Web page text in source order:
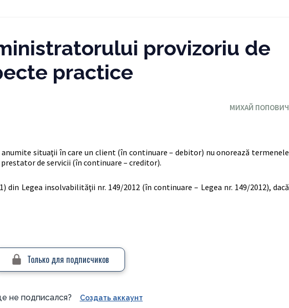
provizoriu de
practice
МИХАЙ ПОПОВИЧ
situaţii în care un client (în continuare – debitor) nu onorează termenele
de servicii (în continuare – creditor).
Legea insolvabilităţii nr. 149/2012 (în continuare – Legea nr. 149/2012), dacă
Только для подписчиков
не подписался? Создать аккаунт